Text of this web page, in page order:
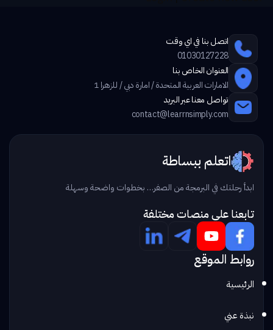
اتصل بنا في اي وقت
01030127228
العنوان الخاص بنا
الامارات العربية المتحدة / امارة دبي / للزهرا 1
تواصل معنا عبر البريد
contact@learrnsimply.com
اتعلم ببساطة
ابدأ رحلتك في البرمجة من الصفر… بخطوات واضحة وسهلة
تابعنا علي منصات مختلفة
روابط الموقع
الرئيسية
نبذة عني